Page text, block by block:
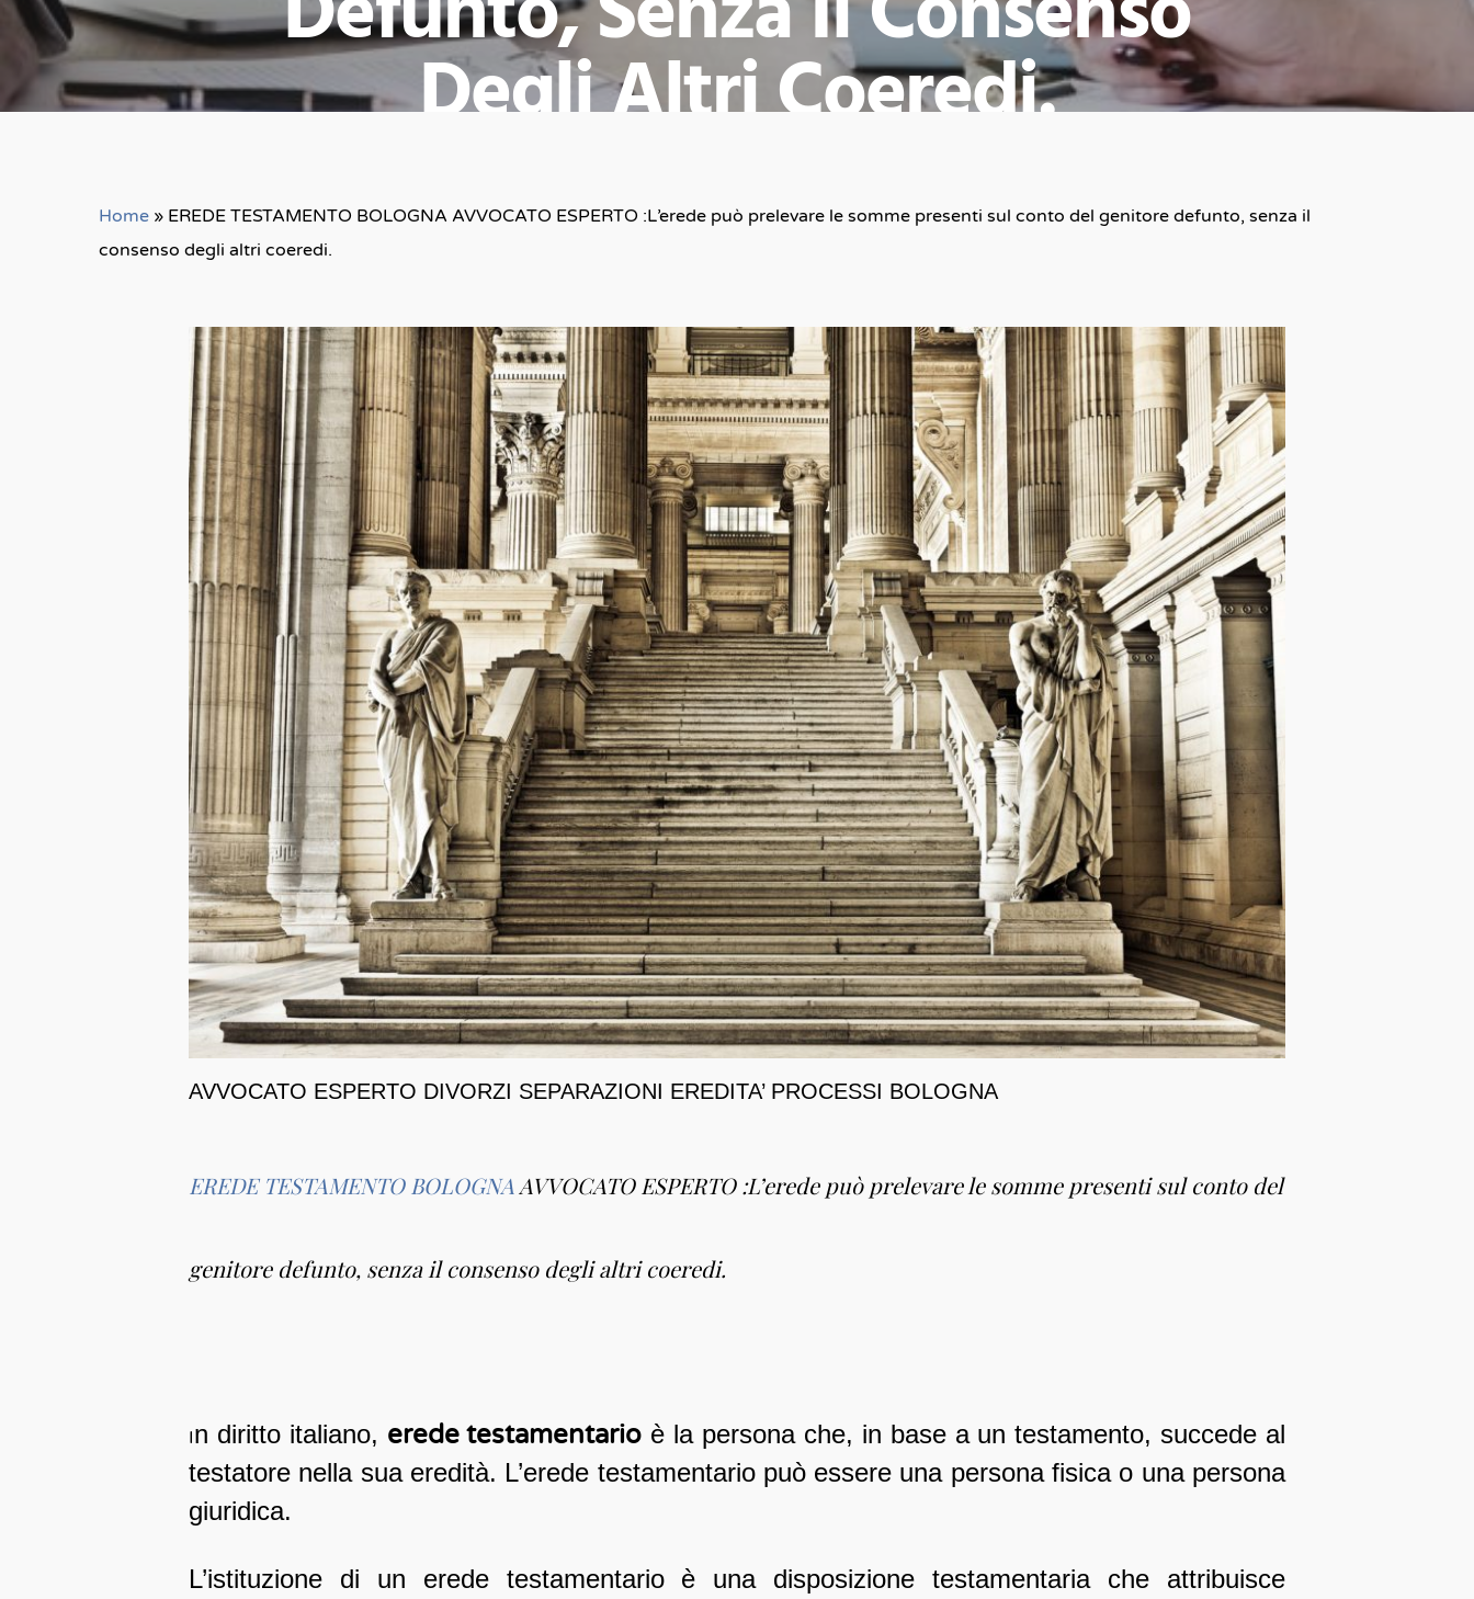
Degli Altri Coeredi.
Home » EREDE TESTAMENTO BOLOGNA AVVOCATO ESPERTO :L’erede può prelevare le somme presenti sul conto del genitore defunto, senza il
consenso degli altri coeredi.
AVVOCATO ESPERTO DIVORZI SEPARAZIONI EREDITA’ PROCESSI BOLOGNA
EREDE TESTAMENTO BOLOGNA AVVOCATO ESPERTO :L’erede può prelevare le somme presenti sul conto del
genitore defunto, senza il consenso degli altri coeredi.
In diritto italiano, erede testamentario è la persona che, in base a un testamento, succede al
testatore nella sua eredità. L’erede testamentario può essere una persona fisica o una persona
giuridica.
L’istituzione di un erede testamentario è una disposizione testamentaria che attribuisce